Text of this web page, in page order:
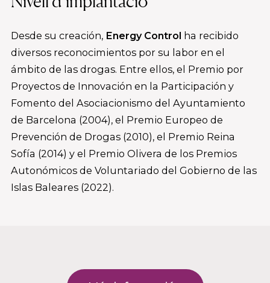
Desde su creación, Energy Control ha recibido
diversos reconocimientos por su labor en el
ámbito de las drogas. Entre ellos, el Premio por
Proyectos de Innovación en la Participación y
Fomento del Asociacionismo del Ayuntamiento
de Barcelona (2004), el Premio Europeo de
Prevención de Drogas (2010), el Premio Reina
Sofía (2014) y el Premio Olivera de los Premios
Autonómicos de Voluntariado del Gobierno de las
Islas Baleares (2022).